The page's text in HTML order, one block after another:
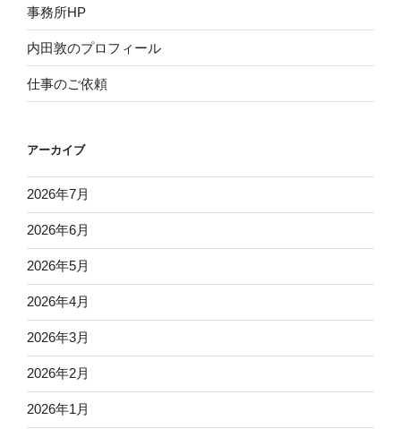
事務所HP
内田敦のプロフィール
仕事のご依頼
アーカイブ
2026年7月
2026年6月
2026年5月
2026年4月
2026年3月
2026年2月
2026年1月